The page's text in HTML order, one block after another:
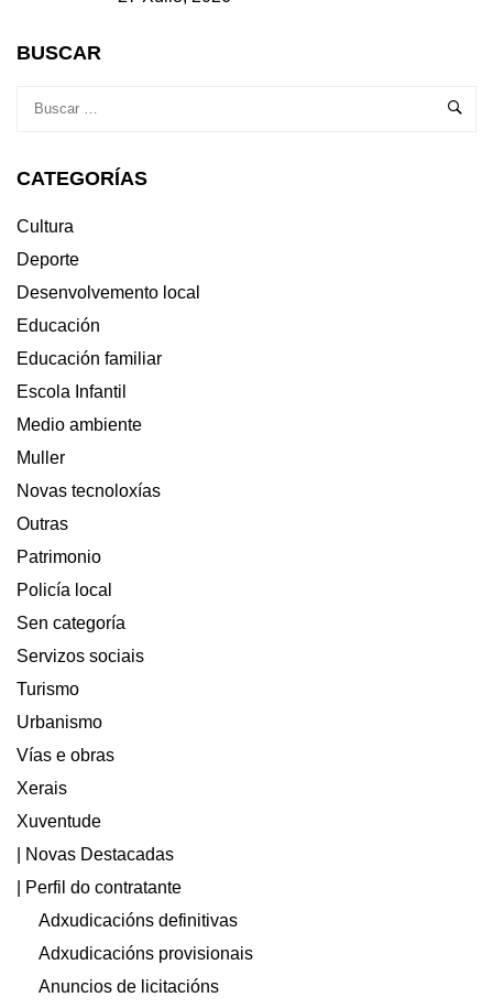
BUSCAR
CATEGORÍAS
Cultura
Deporte
Desenvolvemento local
Educación
Educación familiar
Escola Infantil
Medio ambiente
Muller
Novas tecnoloxías
Outras
Patrimonio
Policía local
Sen categoría
Servizos sociais
Turismo
Urbanismo
Vías e obras
Xerais
Xuventude
| Novas Destacadas
| Perfil do contratante
Adxudicacións definitivas
Adxudicacións provisionais
Anuncios de licitacións